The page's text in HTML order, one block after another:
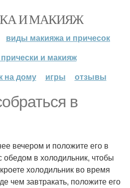
И МАКИЯЖ
виды макияжа и причесок
прически и макияж
на дому
игры отзывы
в
вечером и положите его в
обедом в холодильник, чтобы
холодильник во время
чем завтракать, положите его